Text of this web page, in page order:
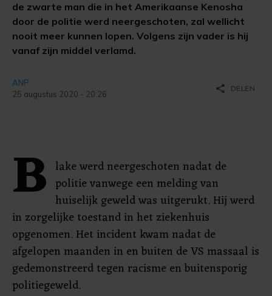
de zwarte man die in het Amerikaanse Kenosha
door de politie werd neergeschoten, zal wellicht
nooit meer kunnen lopen. Volgens zijn vader is hij
vanaf zijn middel verlamd.
ANP
25 augustus 2020 - 20:26
share DELEN
B lake werd neergeschoten nadat de
politie vanwege een melding van
huiselijk geweld was uitgerukt. Hij werd
in zorgelijke toestand in het ziekenhuis
opgenomen. Het incident kwam nadat de
afgelopen maanden in en buiten de VS massaal is
gedemonstreerd tegen racisme en buitensporig
politiegeweld.